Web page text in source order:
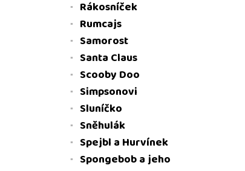
Rákosníček
Rumcajs
Samorost
Santa Claus
Scooby Doo
Simpsonovi
Sluníčko
Sněhulák
Spejbl a Hurvínek
Spongebob a jeho